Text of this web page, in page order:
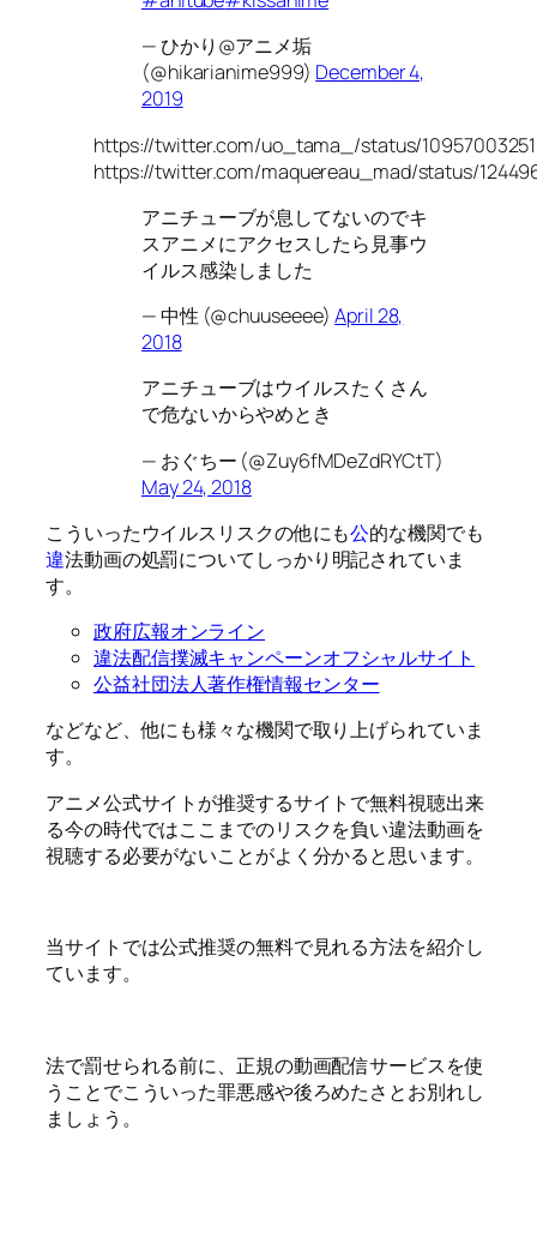
— ひかり@アニメ垢
(@hikarianime999) December 4,
2019
https://twitter.com/uo_tama_/status/
https://twitter.com/maquereau_mad/status/
アニチューブが息してないのでキ
スアニメにアクセスしたら見事ウ
イルス感染しました
— 中性 (@chuuseeee)April 28,
2018
アニチューブはウイルスたくさん
で危ないからやめとき
— おぐちー (@Zuy6fMDeZdRYCtT)
May 24, 2018
こういったウイルスリスクの他にも公的な機関でも
違法動画の処罰についてしっかり明記されていま
す。
政府広報オンライン
違法配信撲滅キャンペーンオフシャルサイト
公益社団法人著作権情報センター
などなど、他にも様々な機関で取り上げられていま
す。
アニメ公式サイトが推奨するサイトで無料視聴出来
る今の時代ではここまでのリスクを負い違法動画を
視聴する必要がないことがよく分かると思います。
当サイトでは公式推奨の無料で見れる方法を紹介し
ています。
法で罰せられる前に、正規の動画配信サービスを使
うことでこういった罪悪感や後ろめたさとお別れし
ましょう。